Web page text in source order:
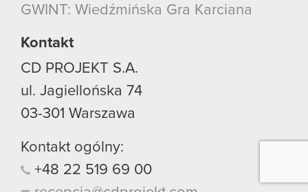
GWINT: Wiedźmińska Gra Karciana
Kontakt
CD PROJEKT S.A.
ul. Jagiellońska 74
03-301 Warszawa
Kontakt ogólny:
+48 22 519 69 00